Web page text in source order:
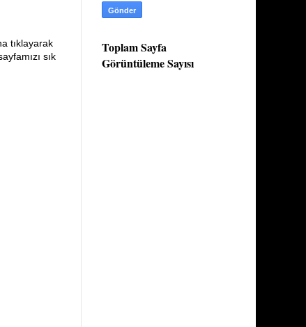
tıklayarak
sık
Toplam Sayfa
Görüntüleme Sayısı